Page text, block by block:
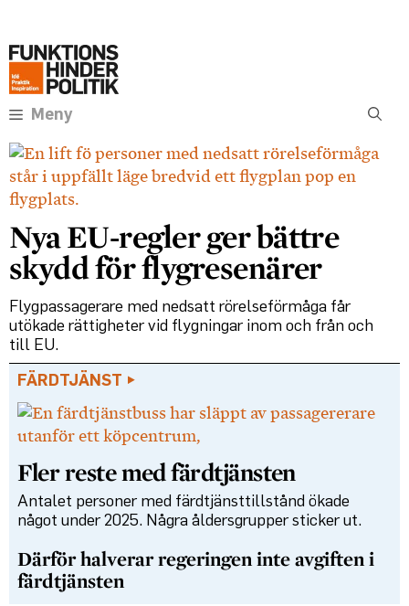
innehåll
Meny
Nya EU-regler ger bättre
skydd för flygresenärer
Flygpassagerare med nedsatt rörelseförmåga får
utökade rättigheter vid flygningar inom och från och
till EU.
FÄRDTJÄNST ►
Fler reste med färdtjänsten
Antalet personer med färdtjänsttillstånd ökade
något under 2025. Några åldersgrupper sticker ut.
Därför halverar regeringen inte avgiften i
färdtjänsten